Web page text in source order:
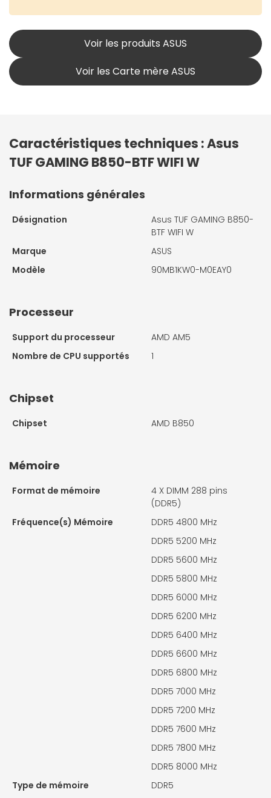
Voir les produits ASUS
Voir les Carte mère ASUS
Caractéristiques techniques : Asus
TUF GAMING B850-BTF WIFI W
Informations générales
Désignation
Asus TUF GAMING B850-
BTF WIFI W
Marque
ASUS
Modèle
90MB1KW0-M0EAY0
Processeur
Support du processeur
AMD AM5
Nombre de CPU supportés
1
Chipset
Chipset AMD B850
Mémoire
Format de mémoire 4 X DIMM 288 pins
(DDR5)
Fréquence(s) Mémoire
DDR5 4800 MHz
DDR5 5200 MHz
DDR5 5600 MHz
DDR5 5800 MHz
DDR5 6000 MHz
DDR5 6200 MHz
DDR5 6400 MHz
DDR5 6600 MHz
DDR5 6800 MHz
DDR5 7000 MHz
DDR5 7200 MHz
DDR5 7600 MHz
DDR5 7800 MHz
DDR5 8000 MHz
Type de mémoire
DDR5